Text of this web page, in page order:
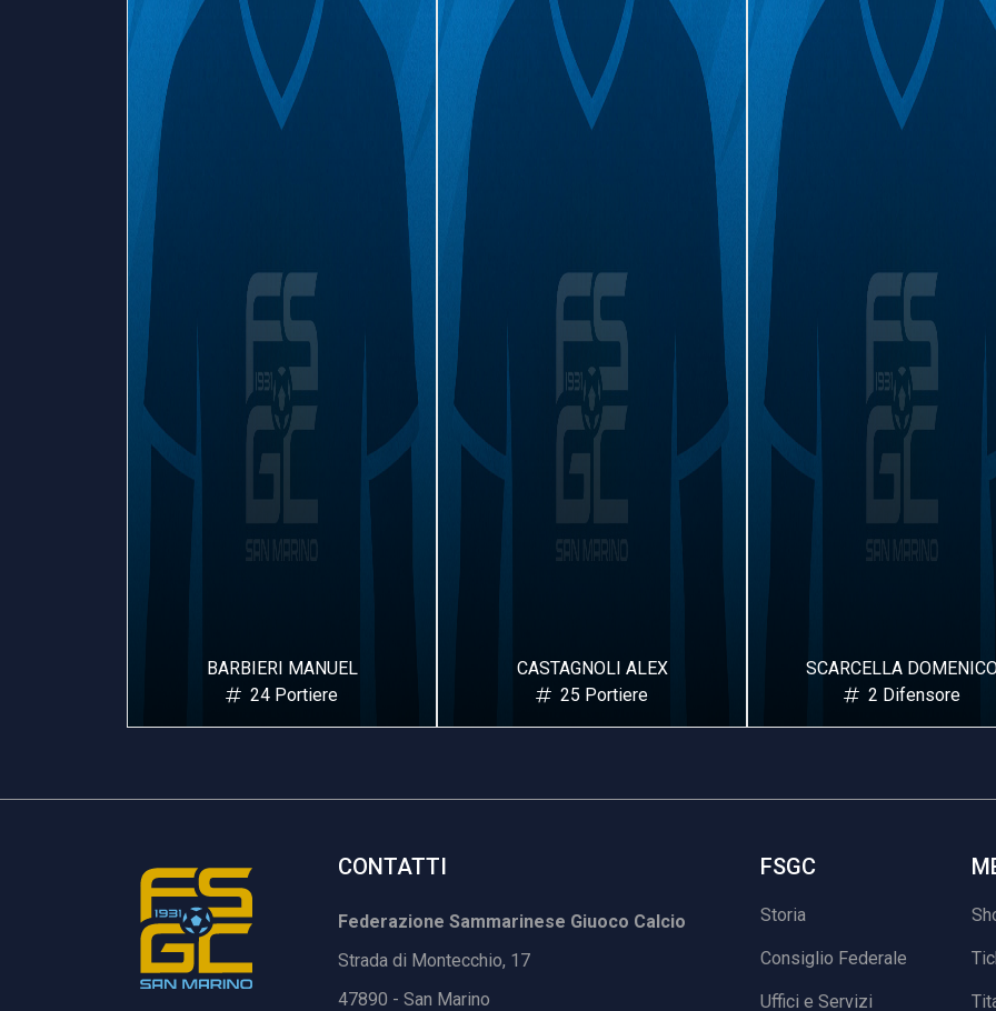
CASTAGNOLI ALEX
25 Portiere
SCARCELLA DOMENICO
2 Difensore
SANCISI
3
CONTATTI
Federazione Sammarinese Giuoco Calcio
Strada di Montecchio, 17
47890 - San Marino
FSGC
Storia
Consiglio Federale
Uffici e Servizi